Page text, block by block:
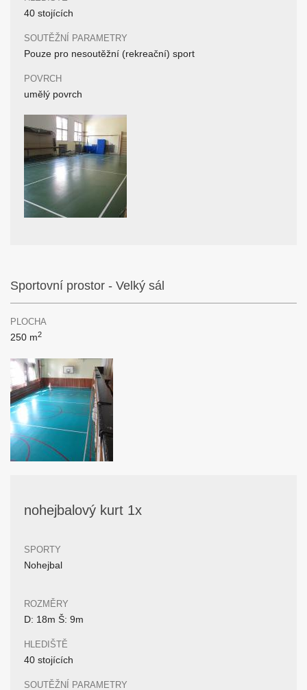
40 stojících
SOUTĚŽNÍ PARAMETRY
Pouze pro nesoutěžní (rekreační) sport
POVRCH
umělý povrch
Sportovní prostor - Velký sál
PLOCHA
250 m2
nohejbalový kurt 1x
SPORTY
Nohejbal
ROZMĚRY
D: 18m Š: 9m
HLEDIŠTĚ
40 stojících
SOUTĚŽNÍ PARAMETRY